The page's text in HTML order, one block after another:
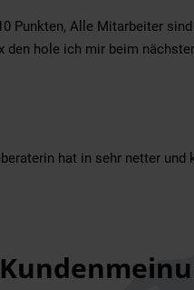
Alle Mitarbeiter
hole ich mir beim
hat in sehr netter